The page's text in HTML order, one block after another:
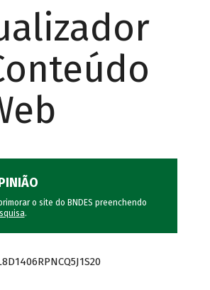
o site do BNDES preenchendo
.